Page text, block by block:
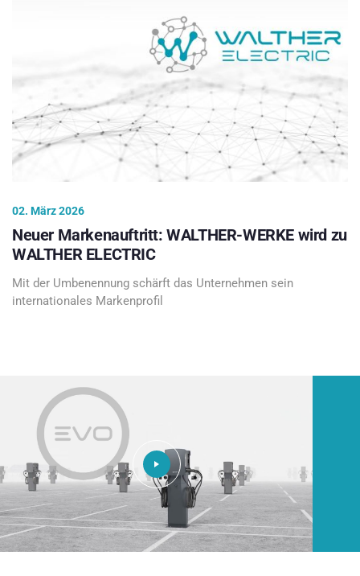
02. März 2026
Neuer Markenauftritt: WALTHER-WERKE wird zu
WALTHER ELECTRIC
Mit der Umbenennung schärft das Unternehmen sein
internationales Markenprofil